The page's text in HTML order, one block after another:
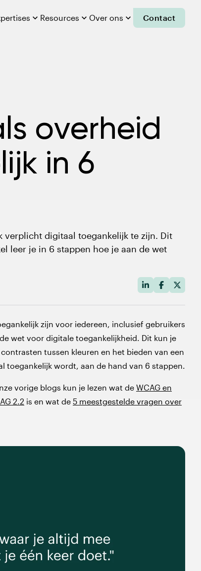
 Resources  Over ons  Contact
overheid
in 6
verplicht digitaal toegankelijk te zijn. Dit
leer je in 6 stappen hoe je aan de wet
zijn voor iedereen, inclusief gebruikers
wet voor digitale toegankelijkheid. Dit kun je
tussen kleuren en het bieden van een
toegankelijk wordt, aan de hand van 6 stappen.
vorige blogs kun je lezen wat de WCAG en
2.2 is en wat de 5 meestgestelde vragen over